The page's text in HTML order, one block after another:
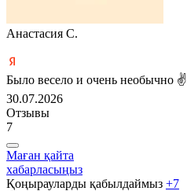
Анастасия С.
Было весело и очень необычно ✌
30.07.2026
Отзывы
7
Маған қайта
хабарласыңыз
Қоңырауларды қабылдаймыз +7